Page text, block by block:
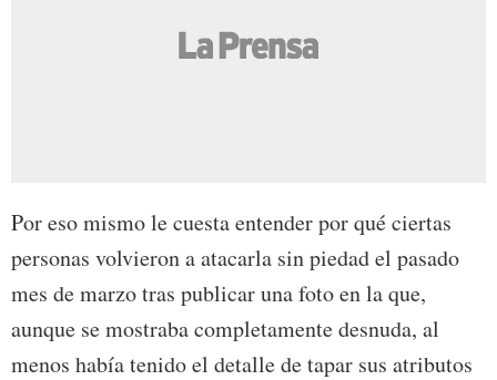
Por eso mismo le cuesta entender por qué ciertas
personas volvieron a atacarla sin piedad el pasado
mes de marzo tras publicar una foto en la que,
aunque se mostraba completamente desnuda, al
menos había tenido el detalle de tapar sus atributos